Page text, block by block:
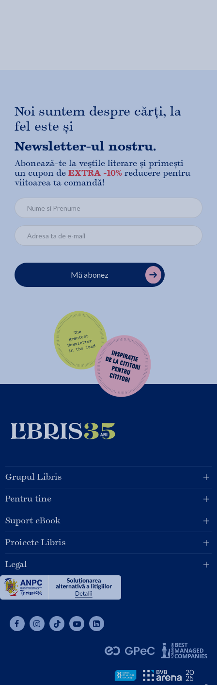
Noi suntem despre cărți, la
fel este și
Newsletter-ul nostru.
Abonează-te la veștile literare și primești
un cupon de EXTRA -10% reducere pentru
viitoarea ta comandă!
Mă abonez
Grupul Libris
Pentru tine
Suport eBook
Proiecte Libris
Legal